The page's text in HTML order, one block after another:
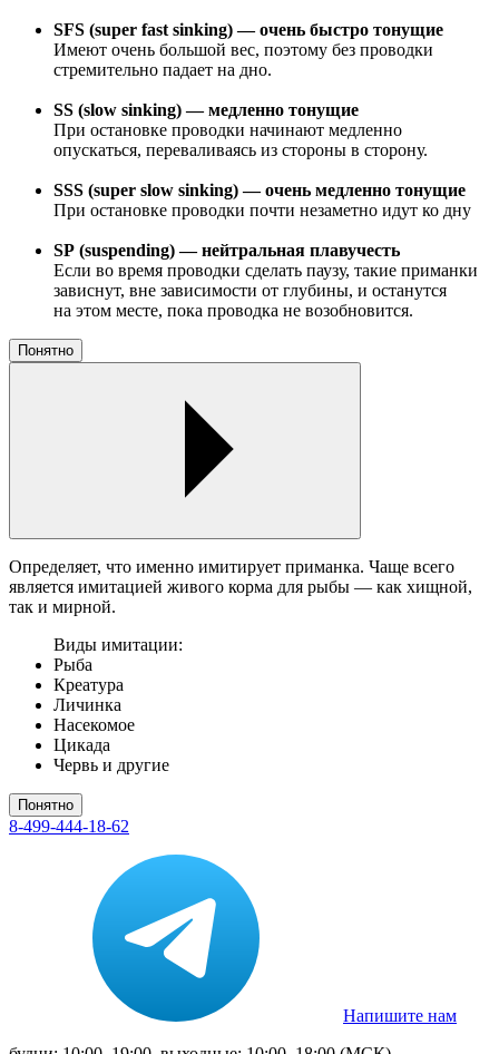
SFS (super fast sinking) — очень быстро тонущие
Имеют очень большой вес, поэтому без проводки
стремительно падает на дно.
SS (slow sinking) — медленно тонущие
При остановке проводки начинают медленно
опускаться, переваливаясь из стороны в сторону.
SSS (super slow sinking) — очень медленно тонущие
При остановке проводки почти незаметно идут ко дну
SP (suspending) — нейтральная плавучесть
Если во время проводки сделать паузу, такие приманки
зависнут, вне зависимости от глубины, и останутся
на этом месте, пока проводка не возобновится.
Понятно
Определяет, что именно имитирует приманка. Чаще всего
является имитацией живого корма для рыбы — как хищной,
так и мирной.
Виды имитации:
Рыба
Креатура
Личинка
Насекомое
Цикада
Червь и другие
Понятно
8-499-444-18-62
Напишите нам